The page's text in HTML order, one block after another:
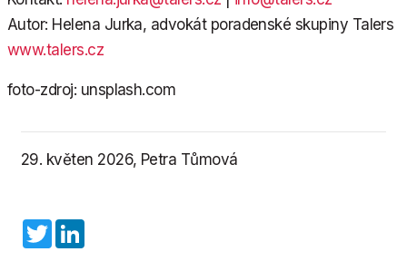
Autor: Helena Jurka, advokát poradenské skupiny Talers
www.talers.cz
foto-zdroj: unsplash.com
29. květen 2026, Petra Tůmová
Twitter